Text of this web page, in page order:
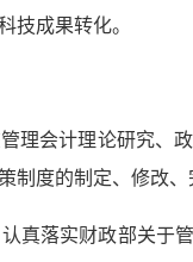
成果转化。
理会计理论研究、
度的制定、修改、
真落实财政部关于